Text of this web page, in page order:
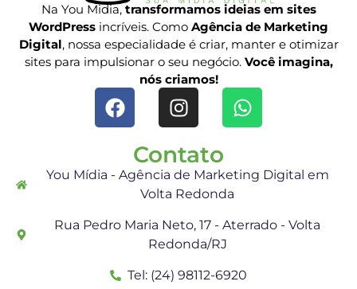
Na You Midia,transformamos ideias em sites
WordPress incríveis. Como Agência de Marketing
Digital, nossa especialidade é criar, manter e otimizar
sites para impulsionar o seu negócio. Você imagina,
nós criamos!
Contato
You Mídia - Agência de Marketing Digital em
Volta Redonda
Rua Pedro Maria Neto, 17 - Aterrado - Volta
Redonda/RJ
Tel: (24) 98112-6920